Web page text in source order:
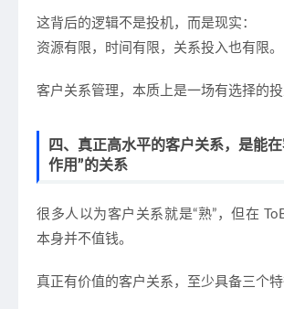
这背后的逻辑不是投机，而是现实：
资源有限，时间有限，关系投入也有限。
客户关系管理，本质上是一场有选择的
四、真正高水平的客户关系，是能
作用”的关系
很多人以为客户关系就是“熟”，但在
本身并不值钱。
真正有价值的客户关系，至少具备三个特